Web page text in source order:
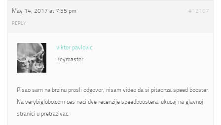
May 14, 2017 at 7:55 pm #12107
REPLY
viktor pavlovic
Keymaster
Pisao sam na brzinu prosli odgovor, nisam video da si pitaonza speed booster.
Na verybiglobo.com ces naci dve recenzije speedboostera, ukucaj na glavnoj
stranici u pretrazivac.